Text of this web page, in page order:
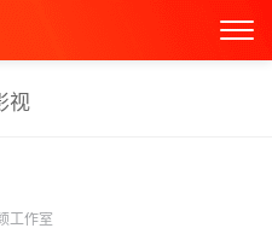
视
工作室